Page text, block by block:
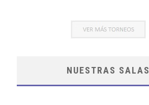
NUESTRAS SALAS